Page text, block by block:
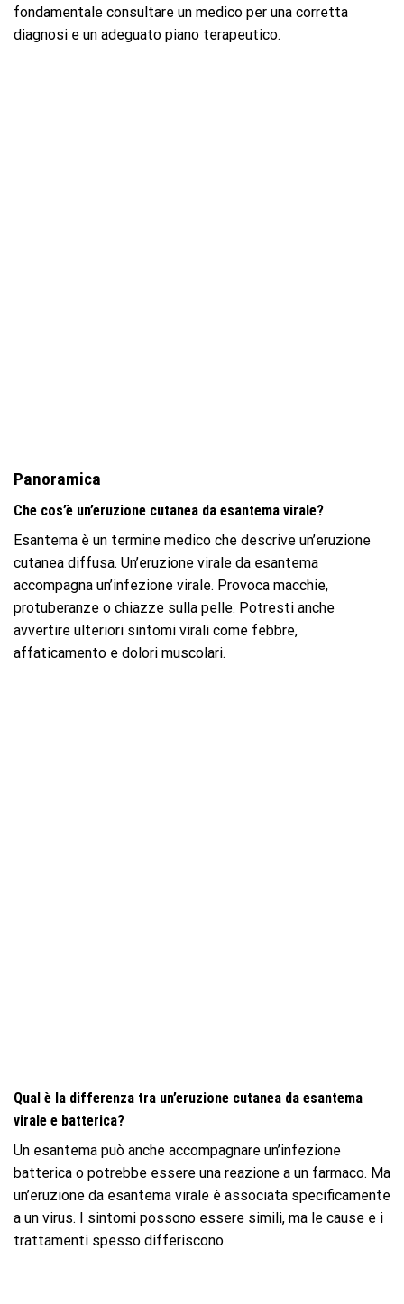
fondamentale consultare un medico per una corretta
diagnosi e un adeguato piano terapeutico.
Panoramica
Che cos’è un’eruzione cutanea da esantema virale?
Esantema è un termine medico che descrive un’eruzione
cutanea diffusa. Un’eruzione virale da esantema
accompagna un’infezione virale. Provoca macchie,
protuberanze o chiazze sulla pelle. Potresti anche
avvertire ulteriori sintomi virali come febbre,
affaticamento e dolori muscolari.
Qual è la differenza tra un’eruzione cutanea da esantema
virale e batterica?
Un esantema può anche accompagnare un’infezione
batterica o potrebbe essere una reazione a un farmaco. Ma
un’eruzione da esantema virale è associata specificamente
a un virus. I sintomi possono essere simili, ma le cause e i
trattamenti spesso differiscono.